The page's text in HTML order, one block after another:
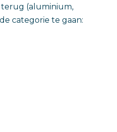
(aluminium,
categorie te gaan: